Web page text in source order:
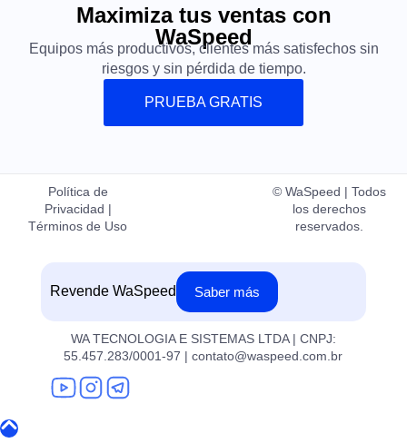
Maximiza tus ventas con
WaSpeed
Equipos más productivos, clientes más satisfechos sin
riesgos y sin pérdida de tiempo.
PRUEBA GRATIS
Política de
Privacidad |
Términos de Uso
© WaSpeed | Todos
los derechos
reservados.
Revende WaSpeed Saber más
WA TECNOLOGIA E SISTEMAS LTDA | CNPJ:
55.457.283/0001-97 | contato@waspeed.com.br